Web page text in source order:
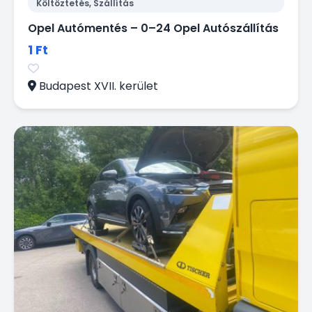
Költöztetés, Szállítás
Opel Autómentés – 0–24 Opel Autószállítás
1 Ft
Budapest XVII. kerület